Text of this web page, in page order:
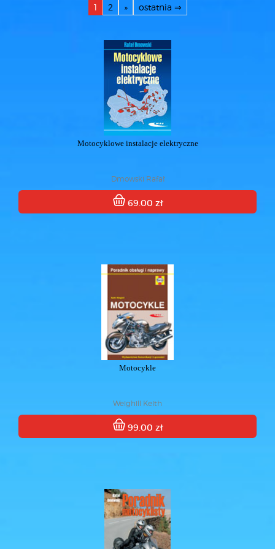
1 2 » ostatnia ⇒
Motocyklowe instalacje elektryczne
Dmowski Rafał
69.00 zł
Motocykle
Weighill Keith
99.00 zł